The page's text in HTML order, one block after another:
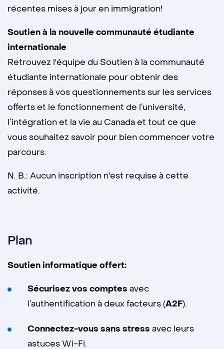
récentes mises à jour en immigration!
Soutien à la nouvelle communauté étudiante
internationale
Retrouvez l'équipe du Soutien à la communauté
étudiante internationale pour obtenir des
réponses à vos questionnements sur les services
offerts et le fonctionnement de l’université,
l’intégration et la vie au Canada et tout ce que
vous souhaitez savoir pour bien commencer votre
parcours.
N. B.: Aucun inscription n'est requise à cette
activité.
Plan
Soutien informatique offert:
Sécurisez vos comptes avec
l’authentification à deux facteurs (A2F).
Connectez-vous sans stress avec leurs
astuces Wi-Fi.